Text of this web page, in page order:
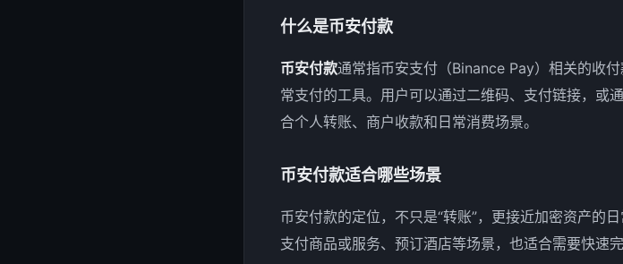
什么是币安付款
币安付款通常指币安支付（Binance Pay）相关的收
常支付的工具。用户可以通过二维码、支付链接，或
合个人转账、商户收款和日常消费场景。
币安付款适合哪些场景
币安付款的定位，不只是“转账”，更接近加密资产的
支付商品或服务、预订酒店等场景，也适合需要快速